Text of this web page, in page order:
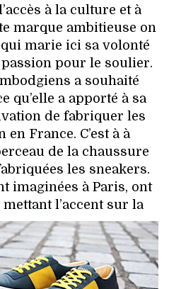
à la culture et à
marque ambitieuse on
qui marie ici sa volonté
passion pour le soulier.
a souhaité
qu’elle a apporté à sa
de fabriquer les
France. C’est à à
de la chaussure
les sneakers.
imaginées à Paris, ont
mettant l’accent sur la